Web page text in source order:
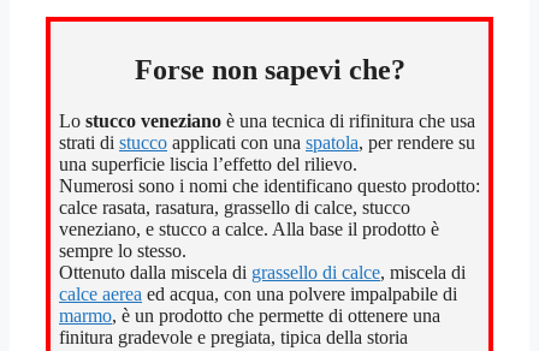
Forse non sapevi che?
Lo stucco veneziano è una tecnica di rifinitura che usa
strati di stucco applicati con una spatola, per rendere su
una superficie liscia l’effetto del rilievo.
Numerosi sono i nomi che identificano questo prodotto:
calce rasata, rasatura, grassello di calce, stucco
veneziano, e stucco a calce. Alla base il prodotto è
sempre lo stesso.
Ottenuto dalla miscela di grassello di calce, miscela di
calce aerea ed acqua, con una polvere impalpabile di
marmo, è un prodotto che permette di ottenere una
finitura gradevole e pregiata, tipica della storia